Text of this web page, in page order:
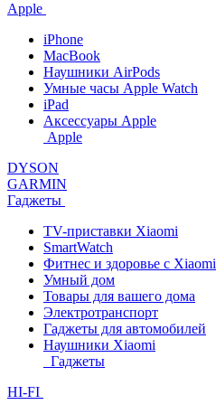
Apple
iPhone
MacBook
Наушники AirPods
Умные часы Apple Watch
iPad
Аксессуары Apple
Apple
DYSON
GARMIN
Гаджеты
TV-приставки Xiaomi
SmartWatch
Фитнес и здоровье с Xiaomi
Умный дом
Товары для вашего дома
Электротранспорт
Гаджеты для автомобилей
Наушники Xiaomi
Гаджеты
HI-FI